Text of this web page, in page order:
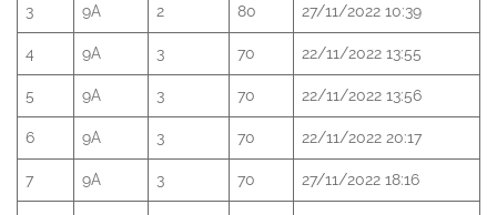
3 9A 2 80 27/11/2022 10:39
4 9A 3 70 22/11/2022 13:55
5 9A 3 70 22/11/2022 13:56
6 9A 3 70 22/11/2022 20:17
7 9A 3 70 27/11/2022 18:16